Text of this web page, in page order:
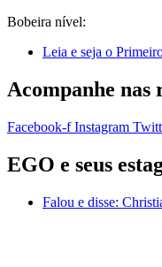
Bobeira nível:
Leia e seja o
Acompanhe nas
Facebook-f Instagram
EGO e seus
Falou e disse: